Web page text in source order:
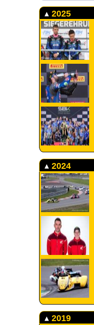
2025
2024
2019